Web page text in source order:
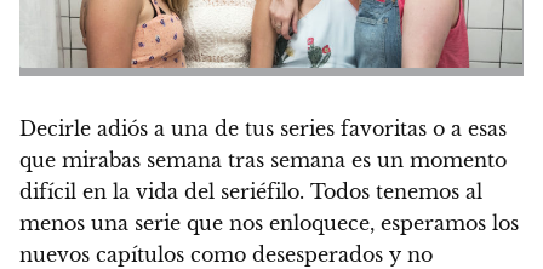
Decirle adiós a una de tus series favoritas o a esas
que mirabas semana tras semana es un momento
difícil en la vida del seriéfilo. Todos tenemos al
menos una serie que nos enloquece, esperamos los
nuevos capítulos como desesperados y no